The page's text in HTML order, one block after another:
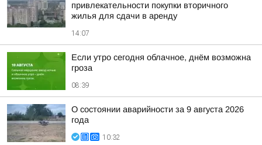
привлекательности покупки вторичного
жилья для сдачи в аренду
14:07
Если утро сегодня облачное, днём возможна
гроза
08:39
О состоянии аварийности за 9 августа 2026
года
10:32